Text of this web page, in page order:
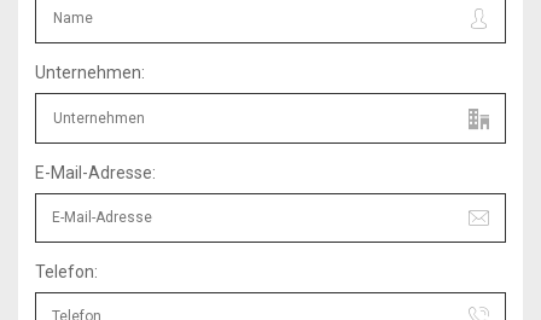
Unternehmen:
E-Mail-Adresse:
Telefon: